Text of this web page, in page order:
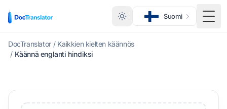
Suomi
DocTranslator / Kaikkien kielten käännös
/ Käännä englanti hindiksi